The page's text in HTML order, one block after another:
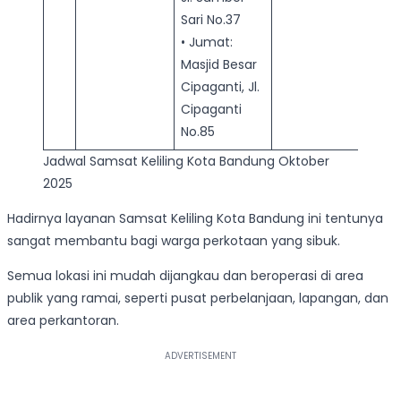
Sari No.37
• Jumat:
Masjid Besar
Cipaganti, Jl.
Cipaganti
No.85
Jadwal Samsat Keliling Kota Bandung Oktober
2025
Hadirnya layanan Samsat Keliling Kota Bandung ini tentunya
sangat membantu bagi warga perkotaan yang sibuk.
Semua lokasi ini mudah dijangkau dan beroperasi di area
publik yang ramai, seperti pusat perbelanjaan, lapangan, dan
area perkantoran.